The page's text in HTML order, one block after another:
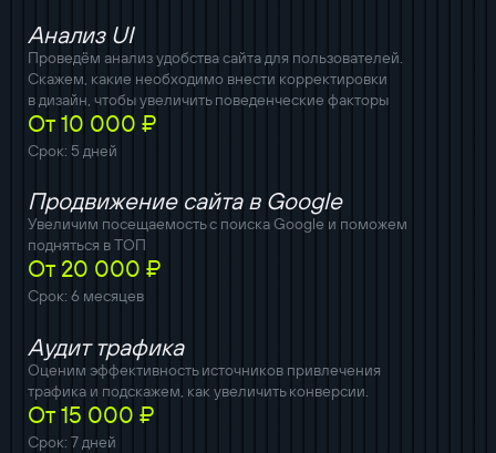
Анализ UI
Проведём анализ удобства сайта для пользователей.
Скажем, какие необходимо внести корректировки
в дизайн, чтобы увеличить поведенческие факторы
От 10 000 ₽
Срок: 5 дней
Продвижение сайта в Google
Увеличим посещаемость с поиска Google и поможем
подняться в ТОП
От 20 000 ₽
Срок: 6 месяцев
Аудит трафика
Оценим эффективность источников привлечения
трафика и подскажем, как увеличить конверсии.
От 15 000 ₽
Срок: 7 дней